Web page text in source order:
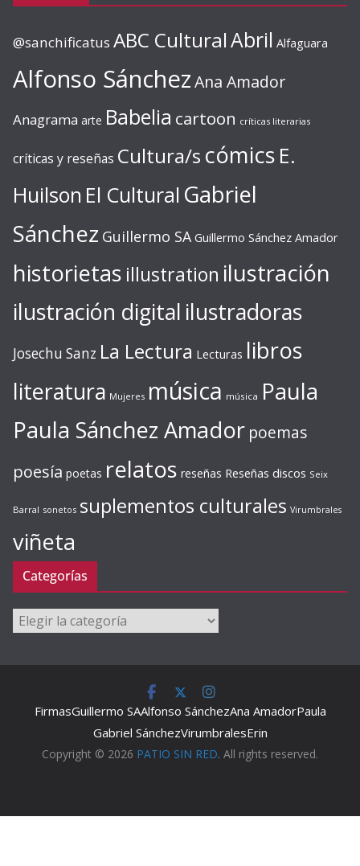
@sanchificatus ABC CulturalAbril Alfaguara
Alfonso SánchezAna Amador
Anagrama arte Babelia cartoon críticas literarias
críticas y reseñas Cultura/s cómics E.
Huilson El Cultural Gabriel
Sánchez Guillermo SA Guillermo Sánchez Amador
historietas illustration ilustración
ilustración digital ilustradoras
Josechu Sanz La Lectura Lecturas libros
literatura Mujeres música música Paula
Paula Sánchez Amador poemas
poesía poetas relatos reseñas Reseñas discos Seix
Barral sonetos suplementos culturales Virumbrales
viñeta
Categorías
Categorías
FirmasGuillermo SAAlfonso SánchezAna AmadorPaula
Gabriel SánchezVirumbralesErin
Copyright © 2026 PATIO SIN RED. All rights reserved.